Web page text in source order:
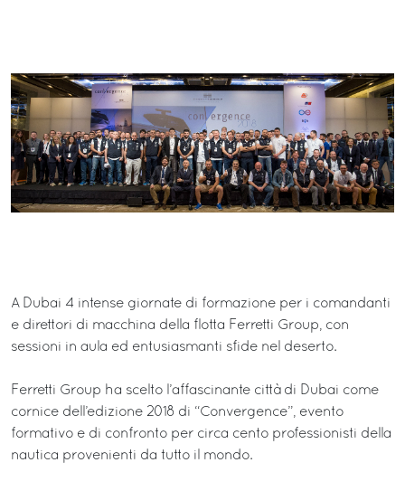
A Dubai 4 intense giornate di formazione per i comandanti
e direttori di macchina della flotta Ferretti Group, con
sessioni in aula ed entusiasmanti sfide nel deserto.
Ferretti Group ha scelto l’affascinante città di Dubai come
cornice dell’edizione 2018 di “Convergence”, evento
formativo e di confronto per circa cento professionisti della
nautica provenienti da tutto il mondo.